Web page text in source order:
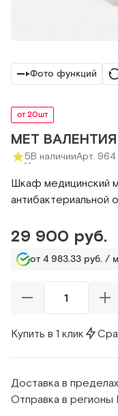
Фото функций
от 20шт
МЕТ
5В наличииАрт. 964
Шкаф медицинский
антибактериальной
29 900 руб.
от 4 983.33 руб. /
Купить в 1 клик
Доставка в
Отправка в